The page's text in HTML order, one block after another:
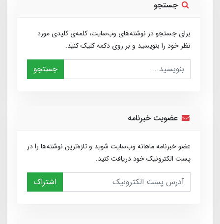
جستجو
برای جستجو در نوشته‌های وب‌سایت، کلمه‌ی کلیدی مورد
نظر خود را بنویسید و بر روی دکمه کلیک کنید.
جستجو
عضویت خبرنامه
عضو خبرنامه ماهانه وب‌سایت شوید و تازه‌ترین نوشته‌ها را در
پست الکترونیک خود دریافت کنید.
اشتراک